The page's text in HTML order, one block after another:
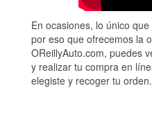
En ocasiones, lo único
por eso que ofrecemos la
OReillyAuto.com, puedes
y realizar tu compra en
elegiste y recoger tu orden.